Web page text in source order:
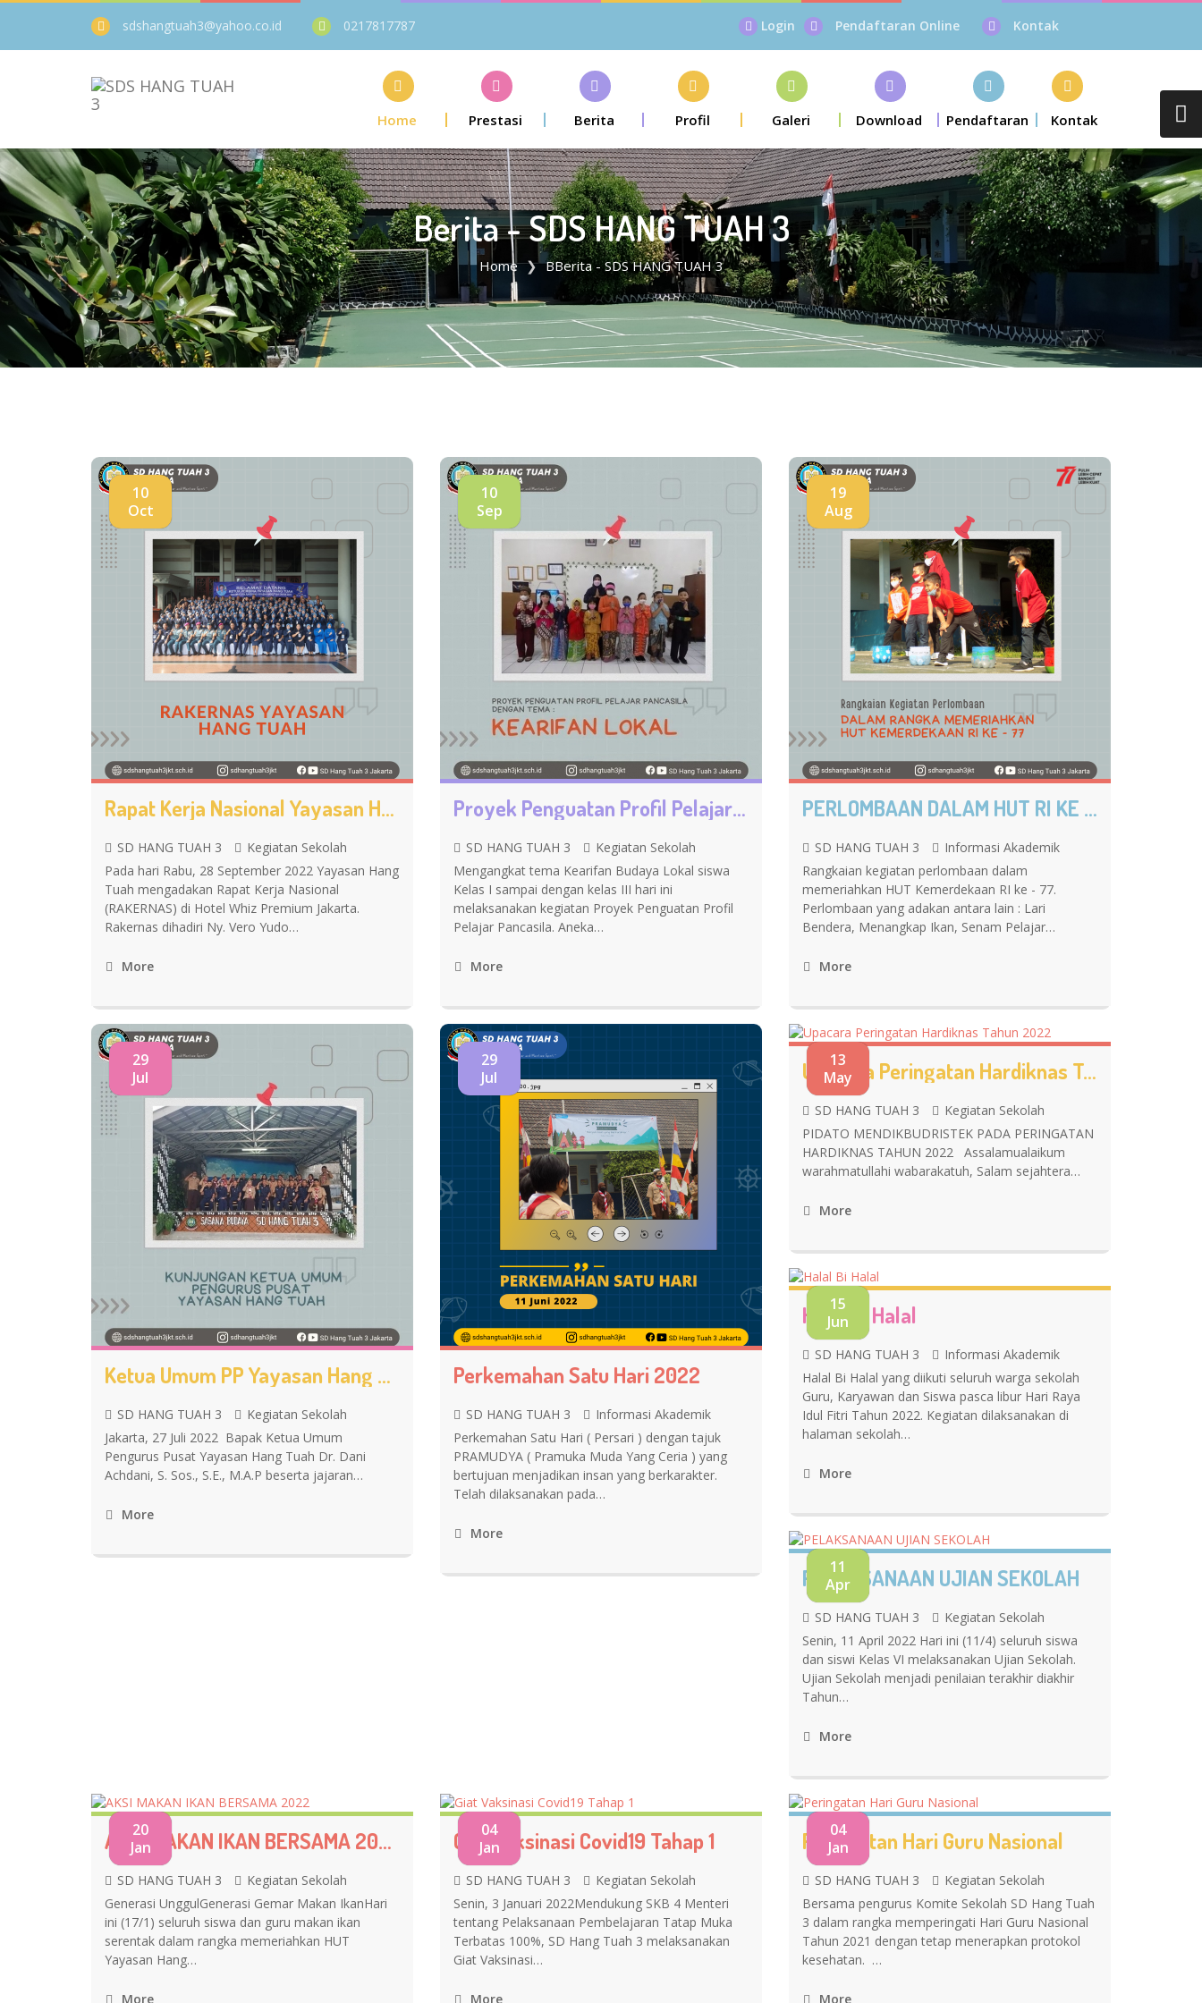
sdshangtuah3@yahoo.co.id 0217817787 Login Pendaftaran Online Kontak
Home Prestasi Berita Profil Galeri Download Pendaftaran Kontak
Berita - SDS HANG TUAH 3
Home BBerita - SDS HANG TUAH 3
10
Oct
Rapat Kerja Nasional Yayasan Hang Tuah Tahun 2022
SD HANG TUAH 3
Kegiatan Sekolah
Pada hari Rabu, 28 September 2022 Yayasan Hang
Tuah mengadakan Rapat Kerja Nasional
(RAKERNAS) di Hotel Whiz Premium Jakarta.
Rakernas dihadiri Ny. Vero Yudo…
More
10
Sep
Proyek Penguatan Profil Pelajar Pancasila
SD HANG TUAH 3
Kegiatan Sekolah
Mengangkat tema Kearifan Budaya Lokal siswa
Kelas I sampai dengan kelas III hari ini
melaksanakan kegiatan Proyek Penguatan Profil
Pelajar Pancasila. Aneka…
More
19
Aug
PERLOMBAAN DALAM HUT RI KE 77
SD HANG TUAH 3
Informasi Akademik
Rangkaian kegiatan perlombaan dalam
memeriahkan HUT Kemerdekaan RI ke - 77.
Perlombaan yang adakan antara lain : Lari
Bendera, Menangkap Ikan, Senam Pelajar…
More
29
Jul
Ketua Umum PP Yayasan Hang Tuah Tinjau SD Hang Tuah 3
SD HANG TUAH 3
Kegiatan Sekolah
Jakarta, 27 Juli 2022 Bapak Ketua Umum
Pengurus Pusat Yayasan Hang Tuah Dr. Dani
Achdani, S. Sos., S.E., M.A.P beserta jajaran…
More
29
Jul
Perkemahan Satu Hari 2022
SD HANG TUAH 3
Informasi Akademik
Perkemahan Satu Hari ( Persari ) dengan tajuk
PRAMUDYA ( Pramuka Muda Yang Ceria ) yang
bertujuan menjadikan insan yang berkarakter.
Telah dilaksanakan pada…
More
13
May
Upacara Peringatan Hardiknas Tahun 2022
SD HANG TUAH 3
Kegiatan Sekolah
PIDATO MENDIKBUDRISTEK PADA PERINGATAN
HARDIKNAS TAHUN 2022 Assalamualaikum
warahmatullahi wabarakatuh, Salam sejahtera…
More
15
Jun
Halal Bi Halal
SD HANG TUAH 3
Informasi Akademik
Halal Bi Halal yang diikuti seluruh warga sekolah
Guru, Karyawan dan Siswa pasca libur Hari Raya
Idul Fitri Tahun 2022. Kegiatan dilaksanakan di
halaman sekolah…
More
11
Apr
PELAKSANAAN UJIAN SEKOLAH
SD HANG TUAH 3
Kegiatan Sekolah
Senin, 11 April 2022 Hari ini (11/4) seluruh siswa
dan siswi Kelas VI melaksanakan Ujian Sekolah.
Ujian Sekolah menjadi penilaian terakhir diakhir
Tahun…
More
20
Jan
AKSI MAKAN IKAN BERSAMA 2022
SD HANG TUAH 3
Kegiatan Sekolah
Generasi UnggulGenerasi Gemar Makan IkanHari
ini (17/1) seluruh siswa dan guru makan ikan
serentak dalam rangka memeriahkan HUT
Yayasan Hang…
More
04
Jan
Giat Vaksinasi Covid19 Tahap 1
SD HANG TUAH 3
Kegiatan Sekolah
Senin, 3 Januari 2022Mendukung SKB 4 Menteri
tentang Pelaksanaan Pembelajaran Tatap Muka
Terbatas 100%, SD Hang Tuah 3 melaksanakan
Giat Vaksinasi…
More
04
Jan
Peringatan Hari Guru Nasional
SD HANG TUAH 3
Kegiatan Sekolah
Bersama pengurus Komite Sekolah SD Hang Tuah
3 dalam rangka memperingati Hari Guru Nasional
Tahun 2021 dengan tetap menerapkan protokol
kesehatan. …
More